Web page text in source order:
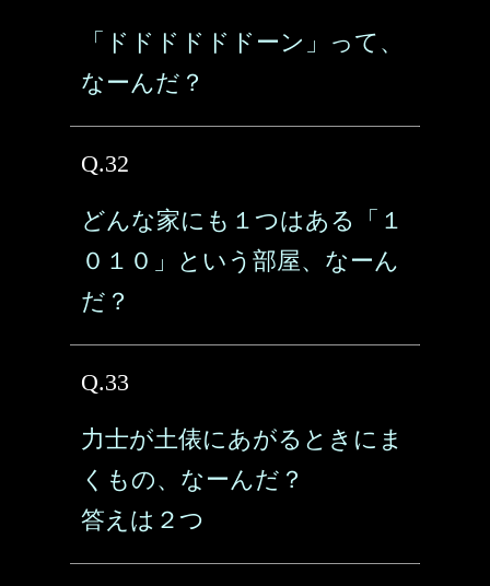
「ドドドドドドーン」って、
なーんだ？
Q.32
どんな家にも１つはある「１
０１０」という部屋、なーん
だ？
Q.33
力士が土俵にあがるときにま
くもの、なーんだ？
答えは２つ